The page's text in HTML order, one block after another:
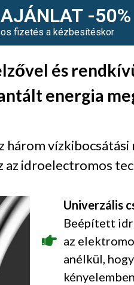
-50%
fizetés a kézbesítéskor
és
energia
vízkibocsátási
idroelectromos
Univerzális
Beépített
az
anélkül,
kényelemben.